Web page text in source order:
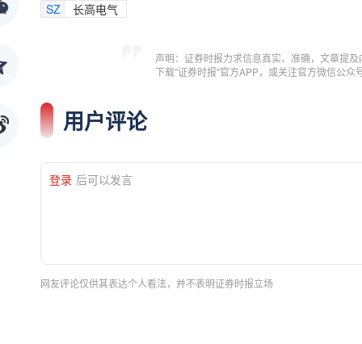
SZ 长高电气
声明：证券时报力求信息真实、准确，文章提
下载"证券时报"官方APP，或关注官方微信公
用户评论
登录 后可以发言
网友评论仅供其表达个人看法，并不表明证券时报立场